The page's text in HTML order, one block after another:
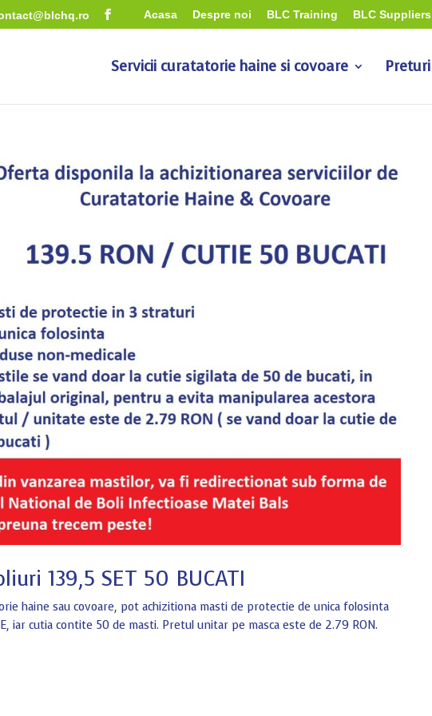
Acasa Despre noi BLC Training BLC Suppliers
Servicii curatatorie haine si covoare Preturi
139,5 SET 50 BUCATI
haine sau covoare, pot achizitiona masti de protectie de unica folosinta
iar cutia contite 50 de masti. Pretul unitar pe masca este de 2.79 RON.